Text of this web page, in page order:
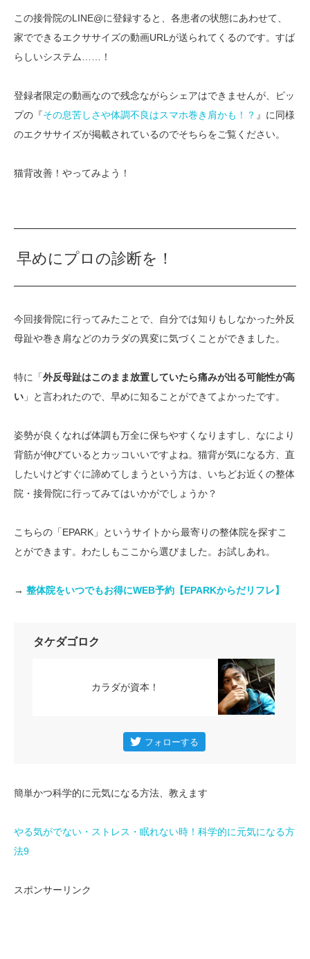
この接骨院のLINE@に登録すると、各患者の状態にあわせて、
家でできるエクササイズの動画URLが送られてくるのです。すば
らしいシステム……！
登録者限定の動画なので残念ながらシェアはできませんが、ピッ
プの『その息苦しさや体調不良はスマホ巻き肩かも！？ 』に同様
のエクササイズが掲載されているのでそちらをご覧ください。
猫背改善！やってみよう！
早めにプロの診断を！
今回接骨院に行ってみたことで、自分では知りもしなかった外反
母趾や巻き肩などのカラダの異変に気づくことができました。
特に「外反母趾はこのまま放置していたら痛みが出る可能性が高
い 」と言われたので、早めに知ることができてよかったです。
姿勢が良くなれば体調も万全に保ちやすくなりますし、なにより
背筋が伸びているとカッコいいですよね。猫背が気になる方、直
したいけどすぐに諦めてしまうという方は、いちどお近くの整体
院・接骨院に行ってみてはいかがでしょうか？
こちらの「EPARK」というサイトから最寄りの整体院を探すこ
とができます。わたしもここから選びました。お試しあれ。
→ 整体院をいつでもお得にWEB予約【EPARKからだリフレ】
タケダゴロク
カラダが資本！
簡単かつ科学的に元気になる方法、教えます
やる気がでない・ストレス・眠れない時！科学的に元気になる方
法9
スポンサーリンク